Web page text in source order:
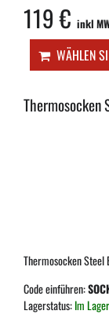
119 € inkl
WÄHLEN
Thermosocken
Thermosocken Steel
Code einführen:
Lagerstatus:Im Lager